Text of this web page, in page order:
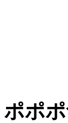
ポポ